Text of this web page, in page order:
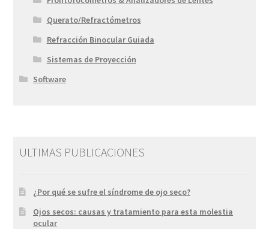
Querato/Refractómetros
Refracción Binocular Guiada
Sistemas de Proyección
Software
ULTIMAS PUBLICACIONES
¿Por qué se sufre el síndrome de ojo seco?
Ojos secos: causas y tratamiento para esta molestia
ocular